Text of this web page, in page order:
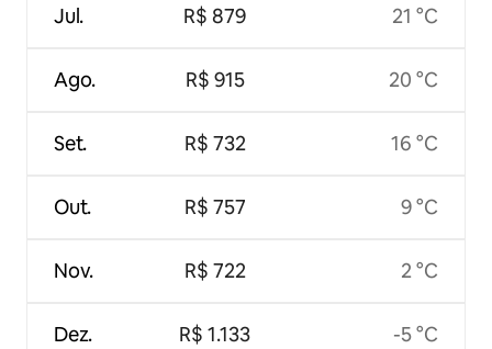
Jul.
Ago.
Set.
Out.
Nov.
Dez.
R$ 879
R$ 915
R$ 732
R$ 757
R$ 722
R$ 1.133
21 °C
20 °C
16 °C
9 °C
2 °C
-5 °C